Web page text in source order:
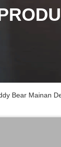
Bear Mainan